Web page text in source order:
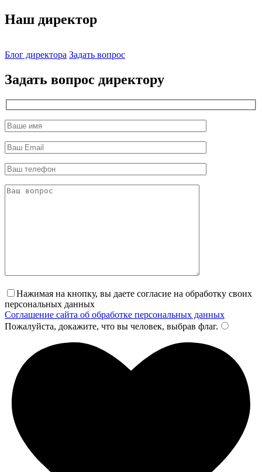
Наш директор
Блог директора Задать вопрос
Задать вопрос директору
Нажимая на кнопку, вы даете согласие на обработку своих
персональных данных
Соглашение сайта об обработке персональных данных
Пожалуйста, докажите, что вы человек, выбрав флаг.